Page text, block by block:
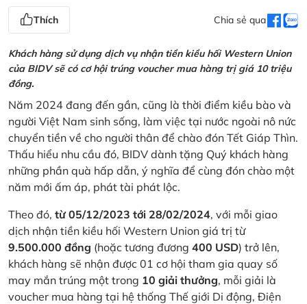
Thích Chia sẻ qua
Khách hàng sử dụng dịch vụ nhận tiền kiều hối Western Union
của BIDV sẽ có cơ hội trúng voucher mua hàng trị giá 10 triệu
đồng.
Năm 2024 đang đến gần, cũng là thời điểm kiều bào và
người Việt Nam sinh sống, làm việc tại nước ngoài nô nức
chuyển tiền về cho người thân để chào đón Tết Giáp Thìn.
Thấu hiểu nhu cầu đó, BIDV dành tặng Quý khách hàng
những phần quà hấp dẫn, ý nghĩa để cùng đón chào một
năm mới ấm áp, phát tài phát lộc.
Theo đó, từ 05/12/2023 tới 28/02/2024, với mỗi giao
dịch nhận tiền kiều hối Western Union giá trị từ
9.500.000 đồng (hoặc tương đương 400 USD) trở lên,
khách hàng sẽ nhận được 01 cơ hội tham gia quay số
may mắn trúng một trong 10 giải thưởng, mỗi giải là
voucher mua hàng tại hệ thống Thế giới Di động, Điện